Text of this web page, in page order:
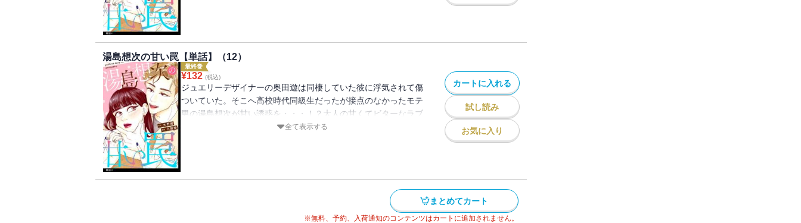
湯島想次の甘い罠【単話】（12）
最終巻
¥132 (税込)
ジュエリーデザイナーの奥田遊は同棲していた彼に浮気されて傷
ついていた。そこへ高校時代同級生だったが接点のなかったモテ
男の湯島想次が甘い誘惑を・・・！？大人の甘くてビターなラブ
全て表示する
カートに入れる
試し読み
お気に入り
まとめてカート
※無料、予約、入荷通知のコンテンツはカートに追加されません。